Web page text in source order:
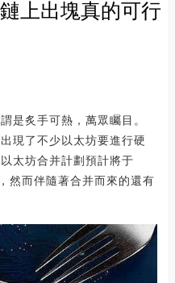
上出塊真的可行
是炙手可熱，萬眾矚目。
現了不少以太坊要進行硬
太坊合并計劃預計將于
然而伴隨著合并而來的還有